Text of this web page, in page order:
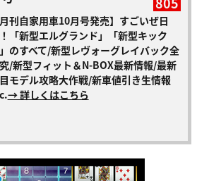
月刊自家用車10月号発売】すごいぜ日
「新型エルグランド」「新型キック
のすべて/新型レヴォーグレイバック全
/新型フィット＆N-BOX最新情報/最新
モデル攻略大作戦/新車値引き生情報
→ 詳しくはこちら